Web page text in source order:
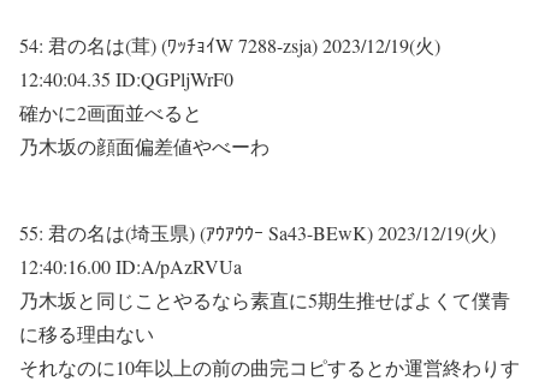
54: 君の名は(茸) (ﾜｯﾁｮｲW 7288-zsja)2023/12/19(火)
12:40:04.35 ID:QGPljWrF0
確かに2画面並べると
乃木坂の顔面偏差値やべーわ
55: 君の名は(埼玉県) (ｱｳｱｳｳｰ Sa43-BEwK)2023/12/19(火)
12:40:16.00 ID:A/pAzRVUa
乃木坂と同じことやるなら素直に5期生推せばよくて僕青
に移る理由ない
それなのに10年以上の前の曲完コピするとか運営終わりす